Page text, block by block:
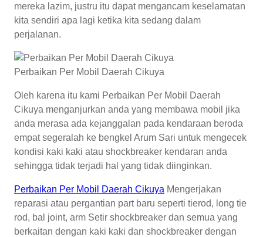
mereka lazim, justru itu dapat mengancam keselamatan
kita sendiri apa lagi ketika kita sedang dalam
perjalanan.
Perbaikan Per Mobil Daerah Cikuya
Oleh karena itu kami Perbaikan Per Mobil Daerah
Cikuya menganjurkan anda yang membawa mobil jika
anda merasa ada kejanggalan pada kendaraan beroda
empat segeralah ke bengkel Arum Sari untuk mengecek
kondisi kaki kaki atau shockbreaker kendaran anda
sehingga tidak terjadi hal yang tidak diinginkan.
Perbaikan Per Mobil Daerah Cikuya Mengerjakan
reparasi atau pergantian part baru seperti tierod, long tie
rod, bal joint, arm Setir shockbreaker dan semua yang
berkaitan dengan kaki kaki dan shockbreaker dengan